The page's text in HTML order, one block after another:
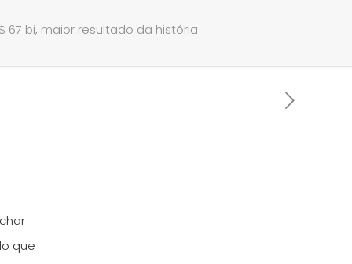
67 bi, maior resultado da história
que